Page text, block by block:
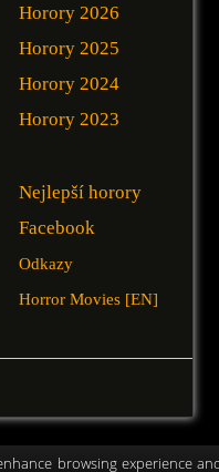
Horory 2026
Horory 2025
Horory 2024
Horory 2023
Nejlepší horory
Facebook
Odkazy
Horror Movies [EN]
browsing experience